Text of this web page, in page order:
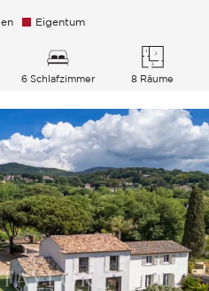
Eigentum
6 Schlafzimmer 8 Räume